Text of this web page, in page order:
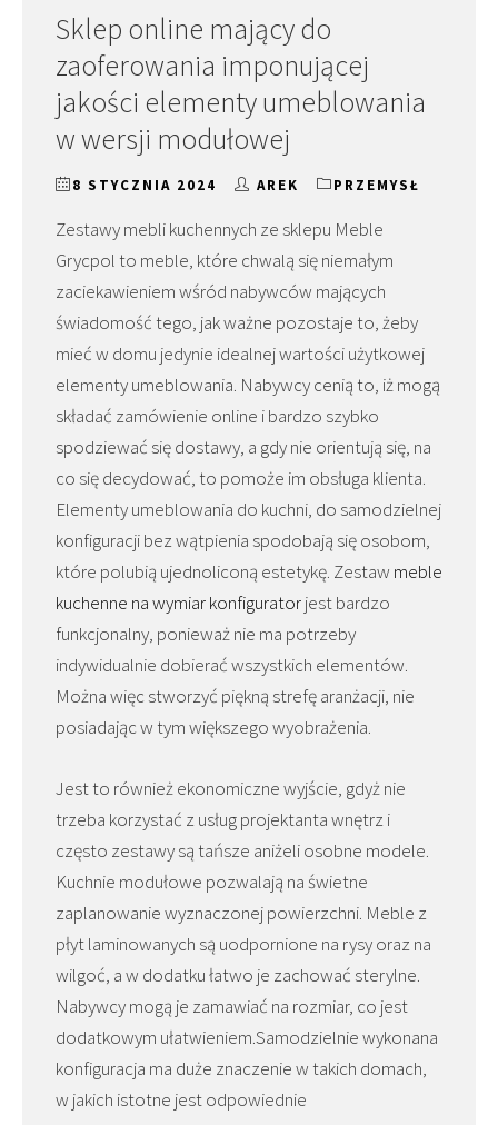
Sklep online mający do
zaoferowania imponującej
jakości elementy umeblowania
w wersji modułowej
8 STYCZNIA 2024 AREK PRZEMYSŁ
Zestawy mebli kuchennych ze sklepu Meble
Grycpol to meble, które chwalą się niemałym
zaciekawieniem wśród nabywców mających
świadomość tego, jak ważne pozostaje to, żeby
mieć w domu jedynie idealnej wartości użytkowej
elementy umeblowania. Nabywcy cenią to, iż mogą
składać zamówienie online i bardzo szybko
spodziewać się dostawy, a gdy nie orientują się, na
co się decydować, to pomoże im obsługa klienta.
Elementy umeblowania do kuchni, do samodzielnej
konfiguracji bez wątpienia spodobają się osobom,
które polubią ujednoliconą estetykę. Zestaw meble
kuchenne na wymiar konfiguratorjest bardzo
funkcjonalny, ponieważ nie ma potrzeby
indywidualnie dobierać wszystkich elementów.
Można więc stworzyć piękną strefę aranżacji, nie
posiadając w tym większego wyobrażenia.
Jest to również ekonomiczne wyjście, gdyż nie
trzeba korzystać z usług projektanta wnętrz i
często zestawy są tańsze aniżeli osobne modele.
Kuchnie modułowe pozwalają na świetne
zaplanowanie wyznaczonej powierzchni. Meble z
płyt laminowanych są uodpornione na rysy oraz na
wilgoć, a w dodatku łatwo je zachować sterylne.
Nabywcy mogą je zamawiać na rozmiar, co jest
dodatkowym ułatwieniem.Samodzielnie wykonana
konfiguracja ma duże znaczenie w takich domach,
w jakich istotne jest odpowiednie